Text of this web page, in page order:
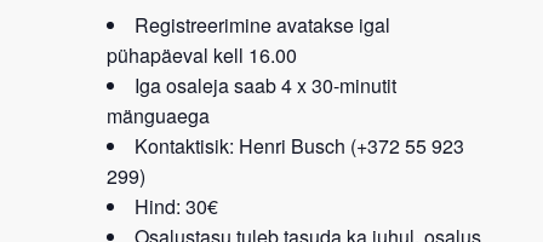
Registreerimine avatakse igal
pühapäeval kell 16.00
Iga osaleja saab 4 x 30-minutit
mänguaega
Kontaktisik: Henri Busch (+372 55 923
299)
Hind: 30€
Osalustasu tuleb tasuda ka juhul, osalus